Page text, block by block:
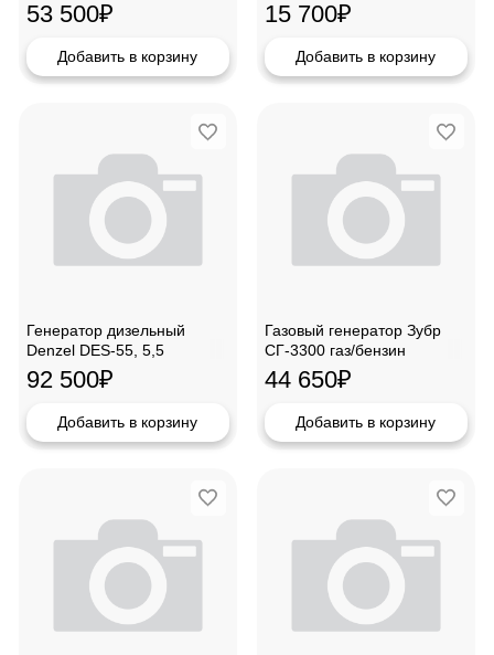
53 500₽
Добавить в корзину
15 700₽
Добавить в корзину
Генератор дизельный
Denzel DES-55, 5,5
кВт.,94413
92 500₽
Добавить в корзину
Газовый генератор Зубр
СГ-3300 газ/бензин
44 650₽
Добавить в корзину